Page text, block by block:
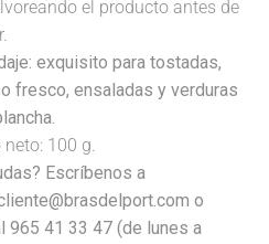
el producto antes de
exquisito para tostadas,
fresco, ensaladas y verduras
neto: 100 g.
Escríbenos a
o
965 41 33 47 (de lunes a